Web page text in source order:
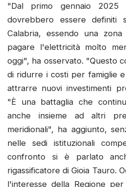
"Dal primo gennaio 2025
dovrebbero essere
Calabria, essendo una
pagare l'elettricità molto
oggi", ha osservato. "Questo
di ridurre i costi per famiglie
attrarre nuovi investimenti
"È una battaglia che
anche insieme ad altri
meridionali", ha aggiunto,
nelle sedi istituzionali
confronto si è parlato
rigassificatore di Gioia Tauro.
l'interesse della Regione